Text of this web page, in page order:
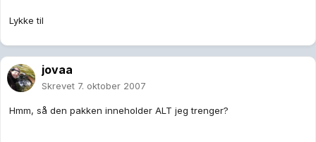
Lykke til
jovaa
Skrevet 7. oktober 2007
Hmm, så den pakken inneholder ALT jeg trenger?